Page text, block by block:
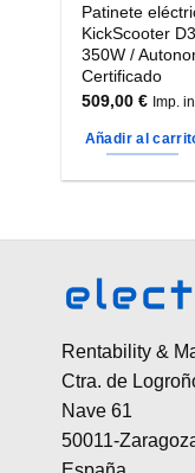
Patinete
KickScooter
350W /
Certificado
509,00€ Imp.
Añadir al
Rentability &
Ctra. de
Nave 61
50011-